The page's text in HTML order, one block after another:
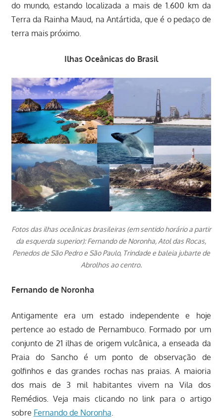
do mundo, estando localizada a mais de 1.600 km da
Terra da Rainha Maud, na Antártida, que é o pedaço de
terra mais próximo.
Ilhas Oceânicas do Brasil
Fotos das ilhas oceânicas brasileiras (em sentido horário a partir
da esquerda superior): Fernando de Noronha, Atol das Rocas,
Penedos de São Pedro e São Paulo, Trindade e baleia jubarte de
Abrolhos ao centro.
Fernando de Noronha
Antigamente era um estado independente e hoje
pertence ao estado de Pernambuco. Formado por um
conjunto de 21 ilhas de origem vulcânica, a enseada da
Praia do Sancho é um ponto de observação de
golfinhos e das grandes rochas nas praias. A maioria
dos mais de 3 mil habitantes vivem na Vila dos
Remédios. Veja mais clicando no link para o artigo
sobre Fernando de Noronha